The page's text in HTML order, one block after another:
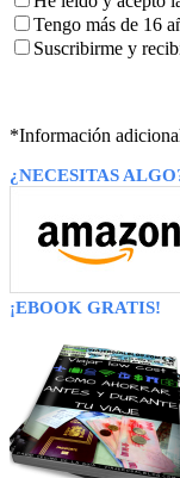
Tengo más de 16
Suscribirme y
*Información
¿NECESITAS
¡EBOOK GRATIS!